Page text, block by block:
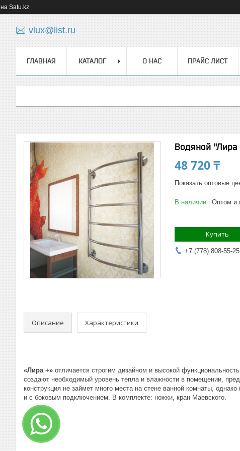
на Satu.kz
vlux@list.ru
ГЛАВНАЯ КАТАЛОГ О НАС ПРАЙС ЛИСТ
Водяной
48 720 ₸
Показать оптовые
В наличии Оптом и
Купить
+7 (778) 808-55-25
Описание Характеристики
«Лира +» отличается строгим дизайном и высокой
создают необходимый уровень тепла и влажности в помещении,
конструкция не займет много места на стене ванной комнаты,
и с боковым подключением. В комплекте: ножки, кран Маевского.